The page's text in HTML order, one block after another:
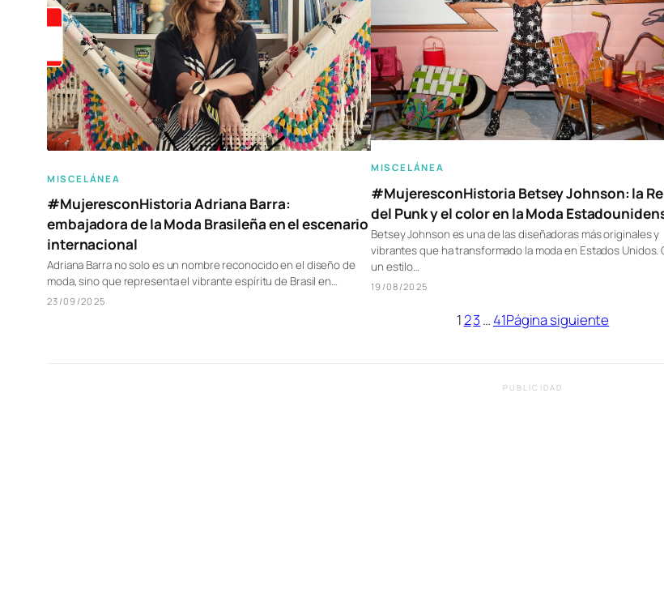
MISCELÁNEA
#MujeresconHistoria Adriana Barra:
embajadora de la Moda Brasileña en el escenario
internacional
Adriana Barra no solo es un nombre reconocido en el diseño de
moda, sino que representa el vibrante espíritu de Brasil en…
23/09/2025
MISCELÁNEA
#MujeresconHistoria Betsey Johnson: la
del Punk y el color en la Moda
Betsey Johnson es una de las diseñadoras más originales y
vibrantes que ha transformado la moda en Estados Unidos.
un estilo…
19/08/2025
123 … 41Página siguiente
PUBLICIDAD